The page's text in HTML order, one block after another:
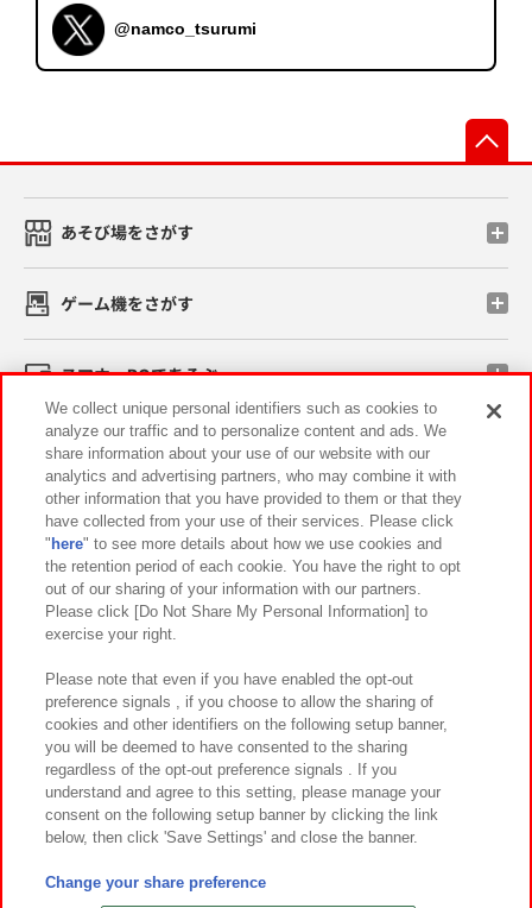
@namco_tsurumi
あそび場をさがす
ゲーム機をさがす
スマホ・PCであそぶ
イベント・キャンペーン
関連会社 サステナビリティ サイトポリシー
プライバシーポリシー ウェブアクセシビリティ方針と検証結果
お取引先さまとともに
カスタマーハラスメント対応方針 よくあるご質問・お問い合わせ
©Bandai Namco Amusement Inc.
©Bandai Namco Amusement Lab Inc.
We collect unique personal identifiers such as cookies to
analyze our traffic and to personalize content and ads. We
share information about your use of our website with our
analytics and advertising partners, who may combine it with
other information that you have provided to them or that they
have collected from your use of their services. Please click
" here" to see more details about how we use cookies and
the retention period of each cookie. You have the right to opt
out of our sharing of your information with our partners.
Please click [Do Not Share My Personal Information] to
exercise your right.
Please note that even if you have enabled the opt-out
preference signals , if you choose to allow the sharing of
cookies and other identifiers on the following setup banner,
you will be deemed to have consented to the sharing
regardless of the opt-out preference signals . If you
understand and agree to this setting, please manage your
consent on the following setup banner by clicking the link
below, then click 'Save Settings' and close the banner.
Change your share preference